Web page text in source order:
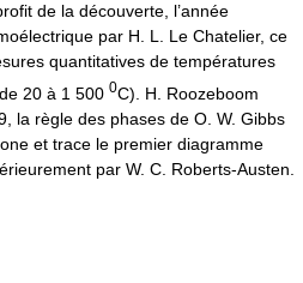
de la découverte, l’année
par H. L. Le Chatelier, ce
quantitatives de températures
20 à 1 500 0C). H. Roozeboom
la règle des phases de O. W. Gibbs
et trace le premier diagramme
par W. C. Roberts-Austen.